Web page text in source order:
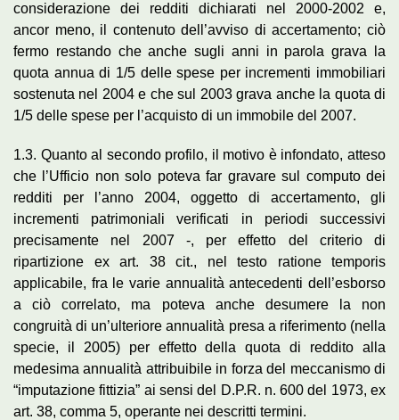
considerazione dei redditi dichiarati nel 2000-2002 e,
ancor meno, il contenuto dell’avviso di accertamento; ciò
fermo restando che anche sugli anni in parola grava la
quota annua di 1/5 delle spese per incrementi immobiliari
sostenuta nel 2004 e che sul 2003 grava anche la quota di
1/5 delle spese per l’acquisto di un immobile del 2007.
1.3. Quanto al secondo profilo, il motivo è infondato, atteso
che l’Ufficio non solo poteva far gravare sul computo dei
redditi per l’anno 2004, oggetto di accertamento, gli
incrementi patrimoniali verificati in periodi successivi
precisamente nel 2007 -, per effetto del criterio di
ripartizione ex art. 38 cit., nel testo ratione temporis
applicabile, fra le varie annualità antecedenti dell’esborso
a ciò correlato, ma poteva anche desumere la non
congruità di un’ulteriore annualità presa a riferimento (nella
specie, il 2005) per effetto della quota di reddito alla
medesima annualità attribuibile in forza del meccanismo di
“imputazione fittizia” ai sensi del D.P.R. n. 600 del 1973, ex
art. 38, comma 5, operante nei descritti termini.